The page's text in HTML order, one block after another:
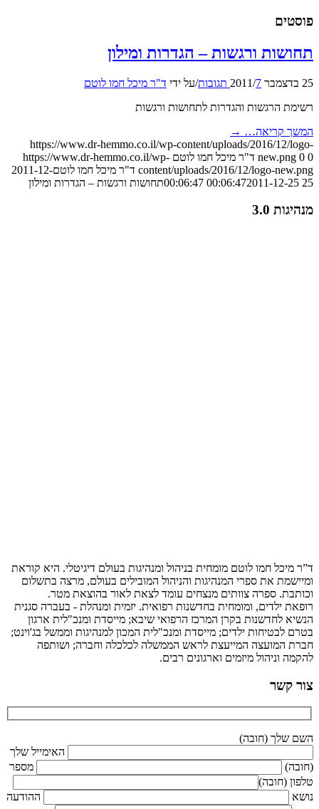
פוסטים
תחושות ורגשות – הגדרות ומילון
25 בדצמבר 2011 /7 תגובות /על ידי ד"ר מיכל חמו לוטם
רשימת הרגשות והגדרות לתחושות ורגשות
המשך קריאה… →
https://www.dr-hemmo.co.il/wp-content/uploads/2016/12/logo-
new.png 0 0 ד"ר מיכל חמו לוטם https://www.dr-hemmo.co.il/wp-
content/uploads/2016/12/logo-new.png ד"ר מיכל חמו לוטם2011-12-
25 00:06:47
2011-12-25 00:06:47 תחושות ורגשות – הגדרות ומילון
מנהיגות 3.0
ד”ר מיכל חמו לוטם מומחית בניהול ומנהיגות בעולם דיגיטלי. היא קוראת
ומיישמת את ספרי המנהיגות והניהול המובילים בעולם, מרצה בתשלום
וכותבת. ספרה צוותים מנצחים עומד לצאת לאור בהוצאת מטר.
רופאת ילדים, ומומחית בחדשנות רפואית. יזמית ומנהלת - בעברה סגנית
הנשיא לחדשנות בקרן המרכז הרפואי שיבא; מייסדת ומנכ"לית ארגון
בטרם לבטיחות ילדים; מייסדת ומנכ"לית המכון למנהיגות וממשל בג'וינט;
חברת המועצה המייעצת לראש הממשלה לכלכלה וחברה; ושותפה
להקמה וניהול מיזמים וארגונים רבים.
צור קשר
השם שלך (חובה)
האימייל שלך
(חובה)
מספר
טלפון (חובה)
נושא
ההודעה